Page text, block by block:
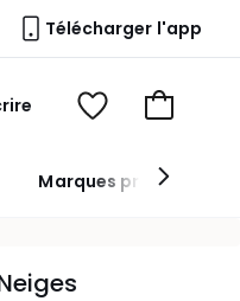
Télécharger l'app
Marques premium
Voir
Voir
panier